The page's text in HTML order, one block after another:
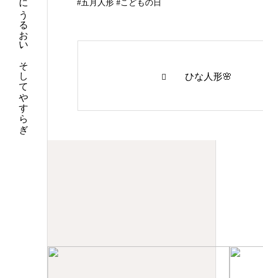
そこにうるおい、そしてやすらぎ
#五月人形 #こどもの日
ひな人形🌸